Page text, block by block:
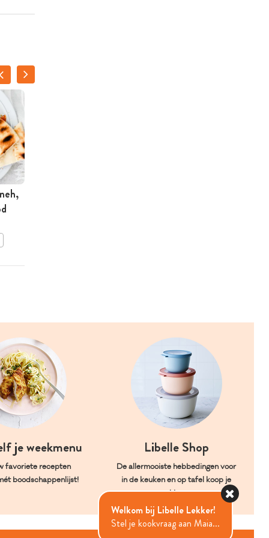
je weekmenu
favoriete recepten
boodschappenlijst!
Libelle Shop
De allermooiste hebbedingen voor
in de keuken en op tafel koop je
hier.
Welkom bij Libelle Lekker!
Stel je kookvraag aan Maia...